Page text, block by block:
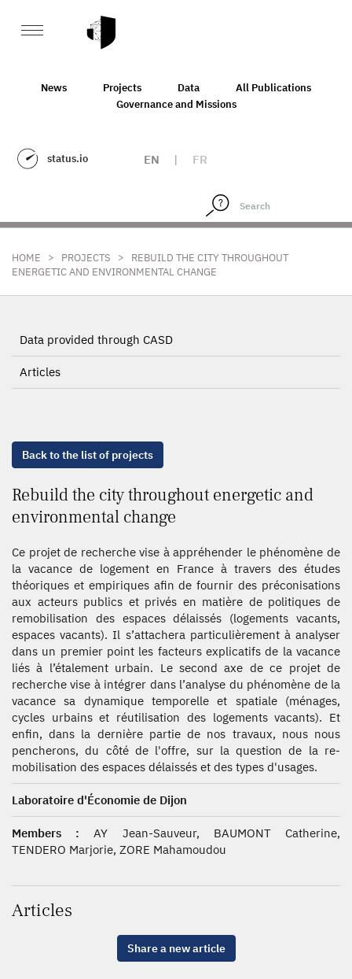
News Projects Data
All Publications
Governance and Missions
status.io EN | FR
HOME > PROJECTS >
REBUILD THE CITY THROUGHOUT
ENERGETIC AND ENVIRONMENTAL CHANGE
Data provided through CASD
Articles
Back to the list of projects
Rebuild the city throughout energetic and
environmental change
Ce projet de recherche vise à appréhender le phénomène de
la vacance de logement en France à travers des études
théoriques et empiriques afin de fournir des préconisations
aux acteurs publics et privés en matière de politiques de
remobilisation des espaces délaissés (logements vacants,
espaces vacants). Il s’attachera particulièrement à analyser
dans un premier point les facteurs explicatifs de la vacance
liés à l’étalement urbain. Le second axe de ce projet de
recherche vise à intégrer dans l’analyse du phénomène de la
vacance sa dynamique temporelle et spatiale (ménages,
cycles urbains et réutilisation des logements vacants). Et
enfin, dans la dernière partie de nos travaux, nous nous
pencherons, du côté de l'offre, sur la question de la re-
mobilisation des espaces délaissés et des types d'usages.
Laboratoire d'Économie de Dijon
Members : AY Jean-Sauveur, BAUMONT Catherine,
TENDERO Marjorie, ZORE Mahamoudou
Articles
Share a new article